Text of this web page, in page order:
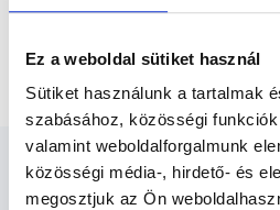
Ez a weboldal sütiket használ
Sütiket használunk a tartalmak
szabásához, közösségi
valamint weboldalforgalmunk
közösségi média-, hirdető- és
megosztjuk az Ön
Főoldal Diagnoszta
Gerinc- 3 régió natív és